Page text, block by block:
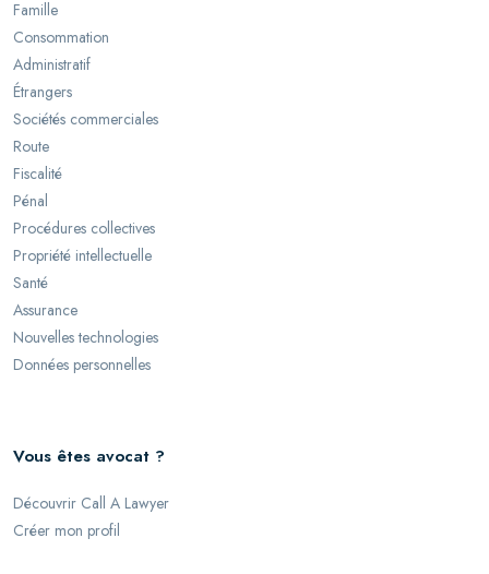
Famille
Consommation
Administratif
Étrangers
Sociétés commerciales
Route
Fiscalité
Pénal
Procédures collectives
Propriété intellectuelle
Santé
Assurance
Nouvelles technologies
Données personnelles
Vous êtes avocat ?
Découvrir Call A Lawyer
Créer mon profil